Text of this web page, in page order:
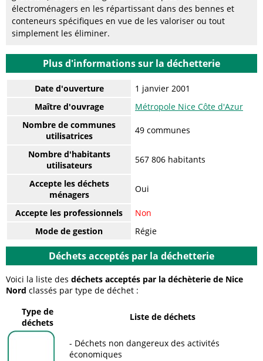
électroménagers en les répartissant dans des bennes et
conteneurs spécifiques en vue de les valoriser ou tout
simplement les éliminer.
Plus d'informations sur la déchetterie
Date d'ouverture
1 janvier 2001
Maître d'ouvrage
Métropole Nice Côte d'Azur
Nombre de communes
utilisatrices
49 communes
Nombre d'habitants
utilisateurs
567 806 habitants
Accepte les déchets
ménagers
Oui
Accepte les professionnels
Non
Mode de gestion
Régie
Déchets acceptés par la déchetterie
Voici la liste des déchets acceptés par la déchèterie de Nice
Nord classés par type de déchet :
Type de
déchets
Liste de déchets
Déchets non dangereux des activités
économiques